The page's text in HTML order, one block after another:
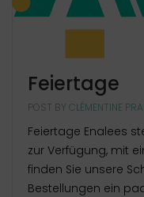
Feiertage
POST BY CLÉMENTINE
Feiertage Enalees
zur Verfügung, mit
finden Sie unsere
Bestellungen ein